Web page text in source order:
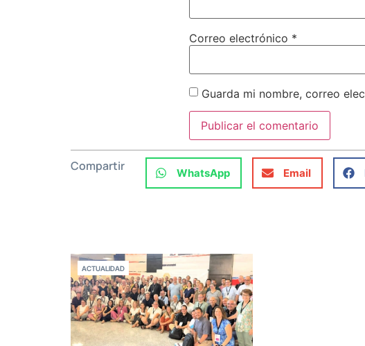
Correo electrónico *
Guarda mi nombre, correo
Compartir WhatsApp Email
ACTUALIDAD